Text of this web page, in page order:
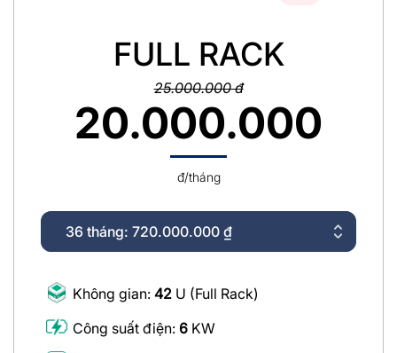
FULL RACK
25.000.000 đ
20.000.000
đ/tháng
Không gian: 42 U (Full Rack)
Công suất điện: 6 KW